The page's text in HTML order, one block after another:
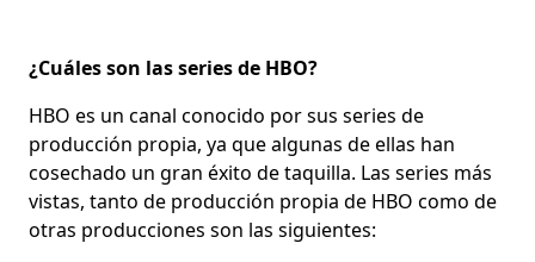
¿Cuáles son las series de HBO?
HBO es un canal conocido por sus series de
producción propia, ya que algunas de ellas han
cosechado un gran éxito de taquilla. Las series más
vistas, tanto de producción propia de HBO como de
otras producciones son las siguientes: